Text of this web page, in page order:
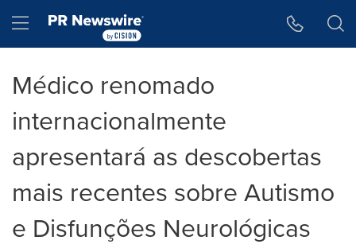
Hamburger menu
Médico renomado
internacionalmente
apresentará as descobertas
mais recentes sobre Autismo
e Disfunções Neurológicas